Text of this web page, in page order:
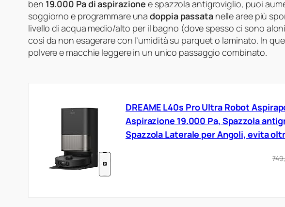
ben 19.000 Pa di aspirazione e spazzola antigroviglio, puoi
soggiorno e programmare unadoppia passatanelle aree più
livello di acqua medio/alto per il bagno (dove spesso ci sono
così da non esagerare con l’umidità su parquet o laminato. In
polvere e macchie leggere in un unico passaggio combinato.
DREAME L40s Pro Ultra Robot
Aspirazione 19.000 Pa, Spazzola
Spazzola Laterale per Angoli, evita